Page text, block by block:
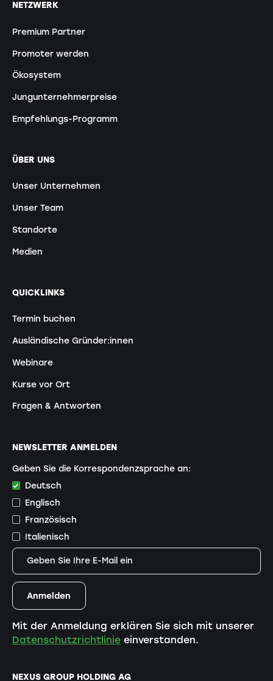
NETZWERK
Premium Partner
Promoter werden
Ökosystem
Jungunternehmerpreise
Empfehlungs-Programm
ÜBER UNS
Unser Unternehmen
Unser Team
Standorte
Medien
QUICKLINKS
Termin buchen
Ausländische Gründer:innen
Webinare
Kurse vor Ort
Fragen & Antworten
NEXUS GROUP HOLDING AG
NEWSLETTER ANMELDEN
Geben Sie die Korrespondenzsprache an:
Deutsch
Englisch
Französisch
Italienisch
Mit der Anmeldung erklären Sie sich mit unserer
Datenschutzrichtlinieeinverstanden.